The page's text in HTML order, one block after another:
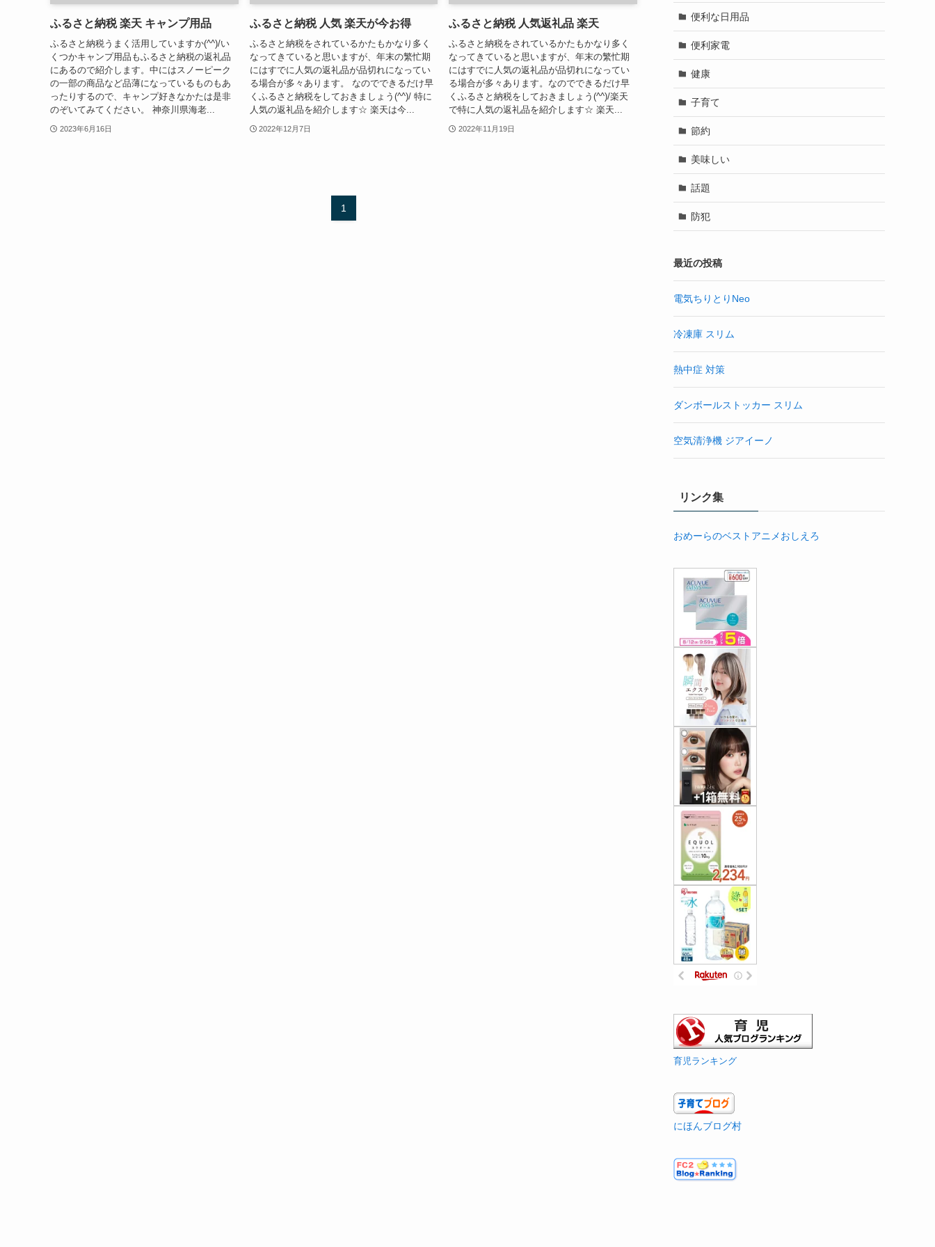
ふるさと納税 楽天 キャンプ用品
ふるさと納税うまく活用していますか(^^)/い
くつかキャンプ用品もふるさと納税の返礼品
にあるので紹介します。中にはスノーピーク
の一部の商品など品薄になっているものもあ
ったりするので、キャンプ好きなかたは是非
のぞいてみてください。 神奈川県海老...
2023年6月16日
ふるさと納税 人気 楽天が今お得
ふるさと納税をされているかたもかなり多く
なってきていると思いますが、年末の繁忙期
にはすでに人気の返礼品が品切れになってい
る場合が多々あります。 なのでできるだけ早
くふるさと納税をしておきましょう(^^)/ 特に
人気の返礼品を紹介します☆ 楽天は今...
2022年12月7日
ふるさと納税 人気返礼品 楽天
ふるさと納税をされているかたもかなり多く
なってきていると思いますが、年末の繁忙期
にはすでに人気の返礼品が品切れになってい
る場合が多々あります。なのでできるだけ早
くふるさと納税をしておきましょう(^^)/楽天
で特に人気の返礼品を紹介します☆ 楽天...
2022年11月19日
1
便利な日用品
便利家電
健康
子育て
節約
美味しい
話題
防犯
最近の投稿
電気ちりとりNeo
冷凍庫 スリム
熱中症 対策
ダンボールストッカー スリム
空気清浄機 ジアイーノ
リンク集
おめーらのベストアニメおしえろ
育児ランキング
にほんブログ村